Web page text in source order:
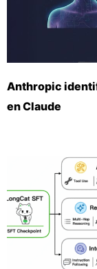
Anthropic
en Claude